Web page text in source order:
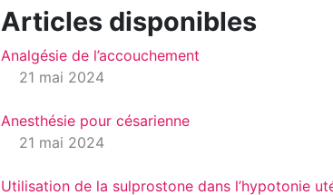
Articles disponibles
Analgésie de l’accouchement
21 mai 2024
Anesthésie pour césarienne
21 mai 2024
Utilisation de la sulprostone dans l’hypotonie